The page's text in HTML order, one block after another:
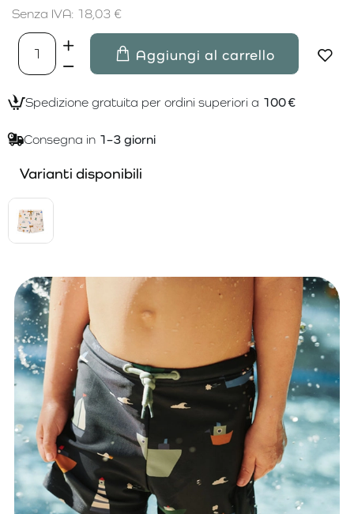
Senza IVA: 18,03 €
Aggiungi al carrello
Spedizione gratuita per ordini superiori a 100 €
Consegna in 1–3 giorni
Varianti disponibili